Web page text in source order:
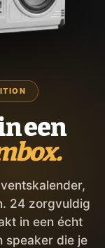
een
24 zorgvuldig
in een écht
speaker die je